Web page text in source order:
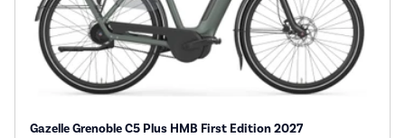
Gazelle Grenoble C5 Plus HMB First Edition 2027